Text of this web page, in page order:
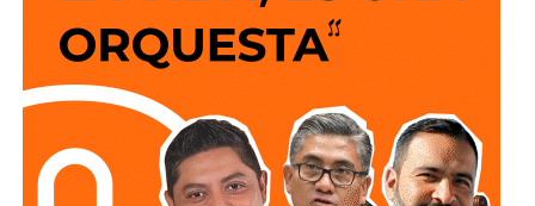
sigan a 100 km/h sobre un puente o paso a desnivel.
No soy un experto en ingeniería urbana, por lo que no
pretendo entrar en detalles técnicos de si está bien o mal
hecho, por eso me centro en losdebates que quieren
forzar las páginas de Facebookque se llaman medios
de prensa.